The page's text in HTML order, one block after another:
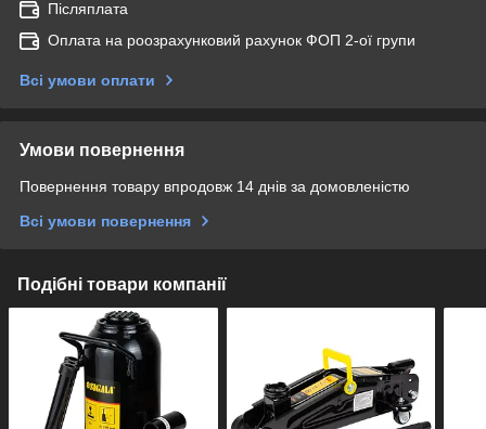
Післяплата
Оплата на роозрахунковий рахунок ФОП 2-ої групи
Всі умови оплати
Умови повернення
Повернення товару впродовж 14 днів за домовленістю
Всі умови повернення
Подібні товари компанії